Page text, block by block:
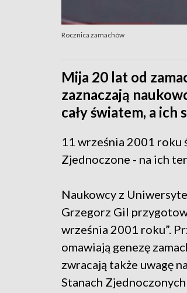
Rocznica zamachów
Mija 20 lat od
zaznaczają
cały światem, a
11 września 2001 roku
Zjednoczone - na ich
Naukowcy z
Grzegorz Gil
września 2001 roku”.
omawiają genezę
zwracają także uwagę
Stanach Zjednoczonych